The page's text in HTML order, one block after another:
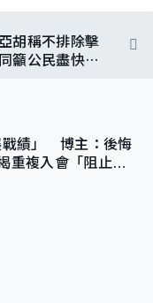
胡稱不排除擊
籲公民盡快離
戰績」 博主：後悔
重複入會「阻止唔